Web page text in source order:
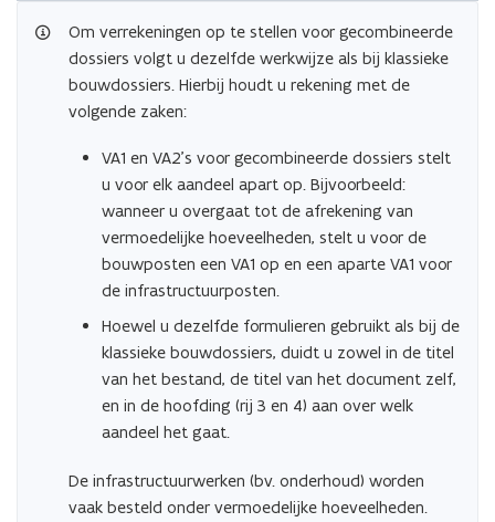
Om verrekeningen op te stellen voor gecombineerde
dossiers volgt u dezelfde werkwijze als bij klassieke
bouwdossiers. Hierbij houdt u rekening met de
volgende zaken:
VA1 en VA2’s voor gecombineerde dossiers stelt
u voor elk aandeel apart op. Bijvoorbeeld:
wanneer u overgaat tot de afrekening van
vermoedelijke hoeveelheden, stelt u voor de
bouwposten een VA1 op en een aparte VA1 voor
de infrastructuurposten.
Hoewel u dezelfde formulieren gebruikt als bij de
klassieke bouwdossiers, duidt u zowel in de titel
van het bestand, de titel van het document zelf,
en in de hoofding (rij 3 en 4) aan over welk
aandeel het gaat.
De infrastructuurwerken (bv. onderhoud) worden
vaak besteld onder vermoedelijke hoeveelheden.